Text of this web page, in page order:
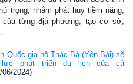
trọng, nhằm phát huy tiềm năng,
của từng địa phương, tạo cơ sở,
Quốc gia hồ Thác Bà (Yên Bái) sẽ
lực phát triển du lịch của cả
06/2024)